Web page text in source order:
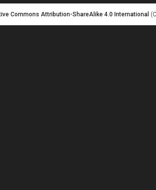
Commons Attribution-ShareAlike 4.0 International